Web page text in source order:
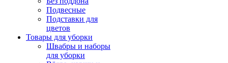
Подвесные
Подставки для
цветов
Товары для уборки
Швабры и наборы
для уборки